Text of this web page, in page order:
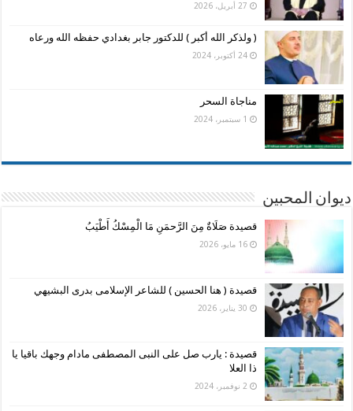
27 أبريل، 2026
( ولذكر الله أكبر ) للدكتور جابر بغدادي حفظه الله ورعاه
24 أكتوبر، 2024
مناجاة السحر
1 سبتمبر، 2024
ديوان المحبين
قصيدة صَلَاةٌ مِنَ الرَّحمَنِ مَا الْمِسْكُ أَطْيَبُ
16 مايو، 2026
قصيدة ( هنا الحسين ) للشاعر الإسلامى بدرى البشيهي
30 يناير، 2026
قصيدة : يارب صل على النبى المصطفى مادام وجهك باقيا يا
ذا العلا
2 نوفمبر، 2024